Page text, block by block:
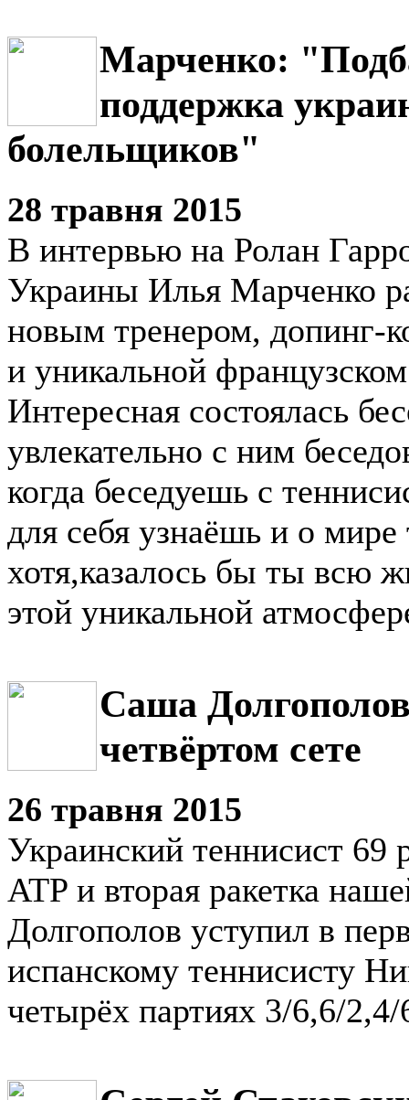
Марченко:
поддержка
болельщиков"
28 травня 2015
В интервью на Ролан
Украины Илья Марченко
новым тренером, допинг-
и уникальной
Интересная состоялась
увлекательно с ним
когда беседуешь с
для себя узнаёшь и о
хотя,казалось бы ты всю
этой уникальной
Саша
четвёртом сете
26 травня 2015
Украинский теннисист 69
ATP и вторая ракетка
Долгополов уступил в
испанскому теннисисту
четырёх партиях 3/6,6/